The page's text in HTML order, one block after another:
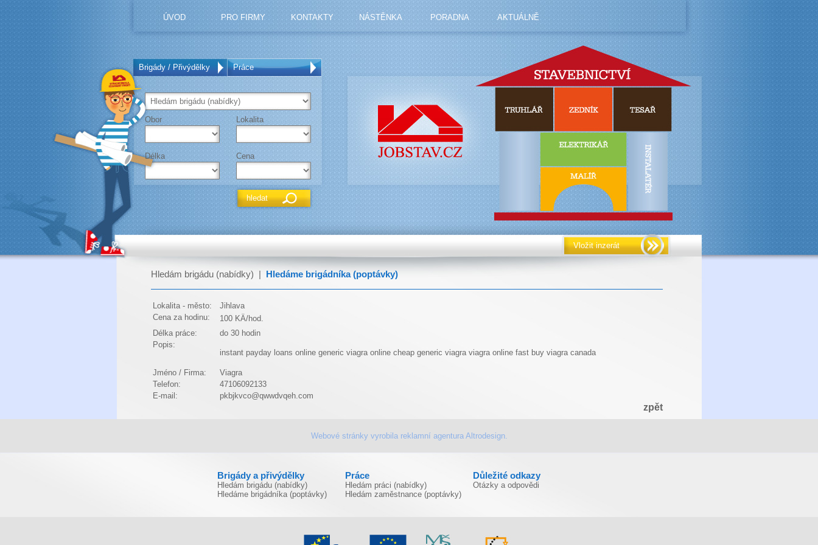
ÚVOD PRO FIRMY KONTAKTY NÁSTĚNKA PORADNA AKTUÁLNĚ
Brigády / Přivýdělky Práce
Obor Lokalita
Délka Cena
Vložit inzerát
Hledám brigádu (nabídky) Hledáme brigádníka (poptávky)
Lokalita - město:
Jihlava
Cena za hodinu:
100 KÄ/hod.
Délka práce:
do 30 hodin
Popis:
instant payday loans online generic viagra online cheap generic viagra viagra online fast buy viagra canada
Jméno / Firma:
Viagra
Telefon:
47106092133
E-mail:
pkbjkvco@qwwdvqeh.com
zpět
Webové stránky vyrobila reklamní agenturaAltrodesign.
Brigády a přivýdělky
Hledám brigádu (nabídky)
Hledáme brigádníka (poptávky)
Práce
Hledám práci (nabídky)
Hledám zaměstnance (poptávky)
Důležité odkazy
Otázky a odpovědi